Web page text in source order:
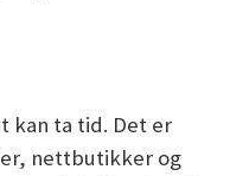
kan ta tid. Det er
nettbutikker og